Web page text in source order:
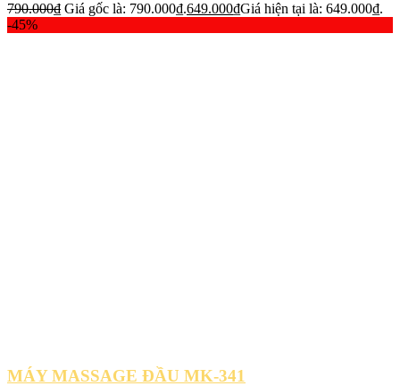
790.000₫ Giá gốc là: 790.000₫.649.000₫Giá hiện tại là: 649.000₫.
-45%
MÁY MASSAGE ĐẦU MK-341